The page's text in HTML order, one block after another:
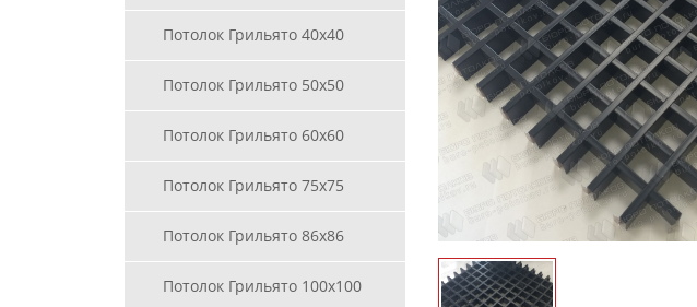
Потолок Грильято 40х40
Потолок Грильято 50х50
Потолок Грильято 60х60
Потолок Грильято 75х75
Потолок Грильято 86х86
Потолок Грильято 100х100